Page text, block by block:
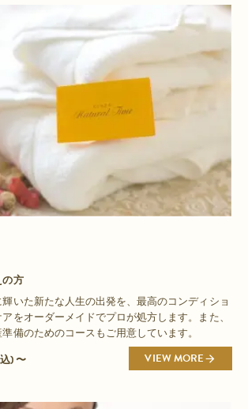
の方
いた新たな人生の出発を、最高のコンディショ
をオーダーメイドでプロが処方します。また、
備のためのコースもご用意しています。
) 〜 VIEW MORE